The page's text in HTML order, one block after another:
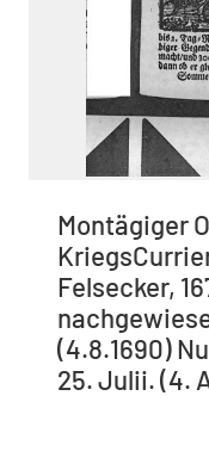
Montägiger
Felsecker,
(4.8.1690)
25. Julii. (4.